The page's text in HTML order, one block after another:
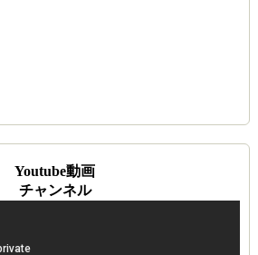
Youtube動画
チャンネル